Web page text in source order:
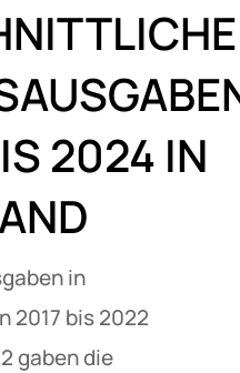
2024 IN
in
2017 bis 2022
gaben die